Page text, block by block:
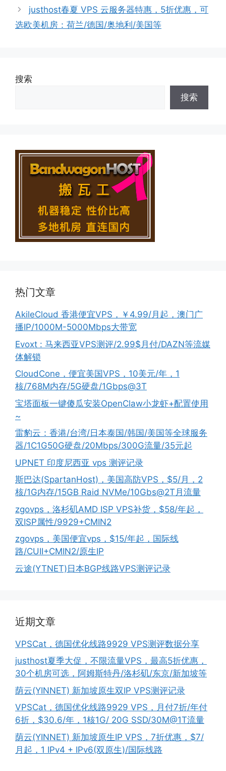
justhost春夏 VPS 云服务器特惠，5折优惠，可
选欧美机房：荷兰/德国/奥地利/美国等
搜索
搜索
热门文章
AkileCloud 香港便宜VPS，￥4.99/月起，澳门广
播IP/1000M-5000Mbps大带宽
Evoxt : 马来西亚VPS测评/2.99$月付/DAZN等流媒
体解锁
CloudCone，便宜美国VPS，10美元/年，1
核/768M内存/5G硬盘/1Gbps@3T
宝塔面板一键傻瓜安装OpenClaw小龙虾+配置使用
~
雷豹云：香港/台湾/日本泰国/韩国/美国等全球服务
器/1C1G50G硬盘/20Mbps/300G流量/35元起
UPNET 印度尼西亚 vps 测评记录
斯巴达(SpartanHost)，美国高防VPS，$5/月，2
核/1G内存/15GB Raid NVMe/10Gbs@2T月流量
zgovps，洛杉矶AMD ISP VPS补货，$58/年起，
双ISP属性/9929+CMIN2
zgovps，美国便宜vps，$15/年起，国际线
路/CUII+CMIN2/原生IP
云途(YTNET)日本BGP线路VPS测评记录
近期文章
VPSCat，德国优化线路9929 VPS测评数据分享
justhost夏季大促，不限流量VPS，最高5折优惠，
30个机房可选，阿姆斯特丹/洛杉矶/东京/新加坡等
荫云(YINNET) 新加坡原生双IP VPS测评记录
VPSCat，德国优化线路9929 VPS，月付7折/年付
6折，$30.6/年，1核1G/ 20G SSD/30M@1T流量
荫云(YINNET) 新加坡原生IP VPS，7折优惠，$7/
月起，1 IPv4 + IPv6(双原生)/国际线路